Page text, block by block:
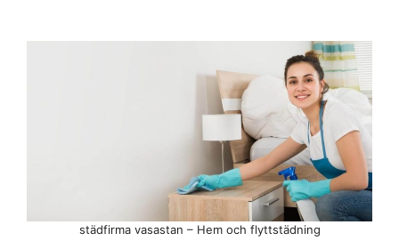
städfirma vasastan – Hem och flyttstädning